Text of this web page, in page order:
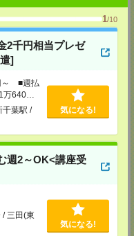
1/10
2千円相当プレゼ
]
～ ■週払
640円
千葉駅 /
気になる!
週2～OK<講座受
/ 三田(東
気になる!
森野ビル1階
ル7階